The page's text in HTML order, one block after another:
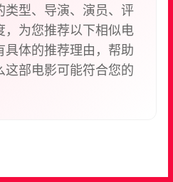
的冒牌夫人。随着时间的推
，这对夫妇也面临着人生重
作家龙一（本名李鹏）的
第15届上海电视节“白玉兰
孙红雷）、第27届飞天奖
25届中国电视金鹰奖观众
类型、导演、演员、评
，为您推荐以下相似电
具体的推荐理由，帮助
这部电影可能符合您的